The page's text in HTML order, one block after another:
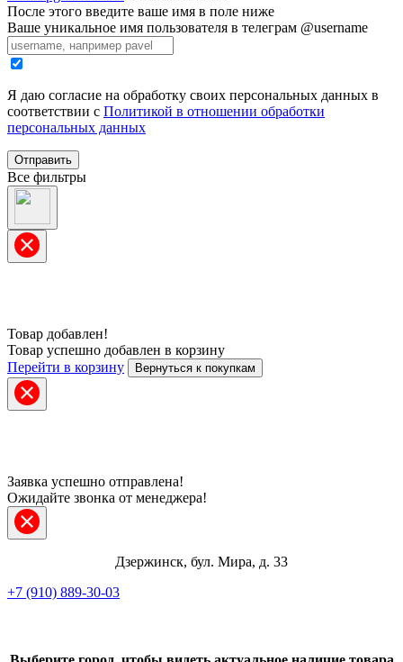
ВКонтакте
После этого введите ваше имя в поле ниже
Ваше уникальное имя пользователя в телеграм @username
Я даю согласие на обработку своих персональных данных в
соответствии с Политикой в отношении обработки
персональных данных
Отправить
Все фильтры
Товар добавлен!
Товар успешно добавлен в корзину
Перейти в корзину
Вернуться к покупкам
Заявка успешно отправлена!
Ожидайте звонка от менеджера!
Дзержинск, бул. Мира, д. 33
+7 (910) 889-30-03